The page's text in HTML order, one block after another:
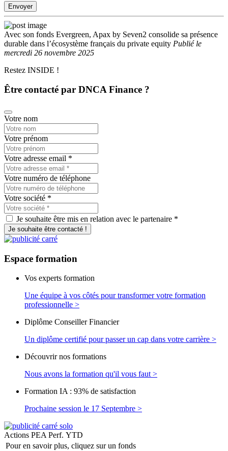
Envoyer
Avec son fonds Evergreen, Apax by Seven2 consolide sa présence
durable dans l’écosystème français du private equity Publiéle
mercredi 26 novembre 2025
Restez INSIDE !
Être contacté par DNCA Finance ?
Votre nom
Votre prénom
Votre adresse email *
Votre numéro de téléphone
Votre société *
Je souhaite être mis en relation avec le partenaire *
Je souhaite être contacté !
Espace formation
Vos experts formation
Une équipe à vos côtés pour transformer votre formation
professionnelle >
Diplôme Conseiller Financier
Un diplôme certifié pour passer un cap dans votre carrière >
Découvrir nos formations
Nous avons la formation qu'il vous faut >
Formation IA : 93% de satisfaction
Prochaine session le 17 Septembre >
Actions PEA Perf. YTD
Pour en savoir plus, cliquez sur un fonds